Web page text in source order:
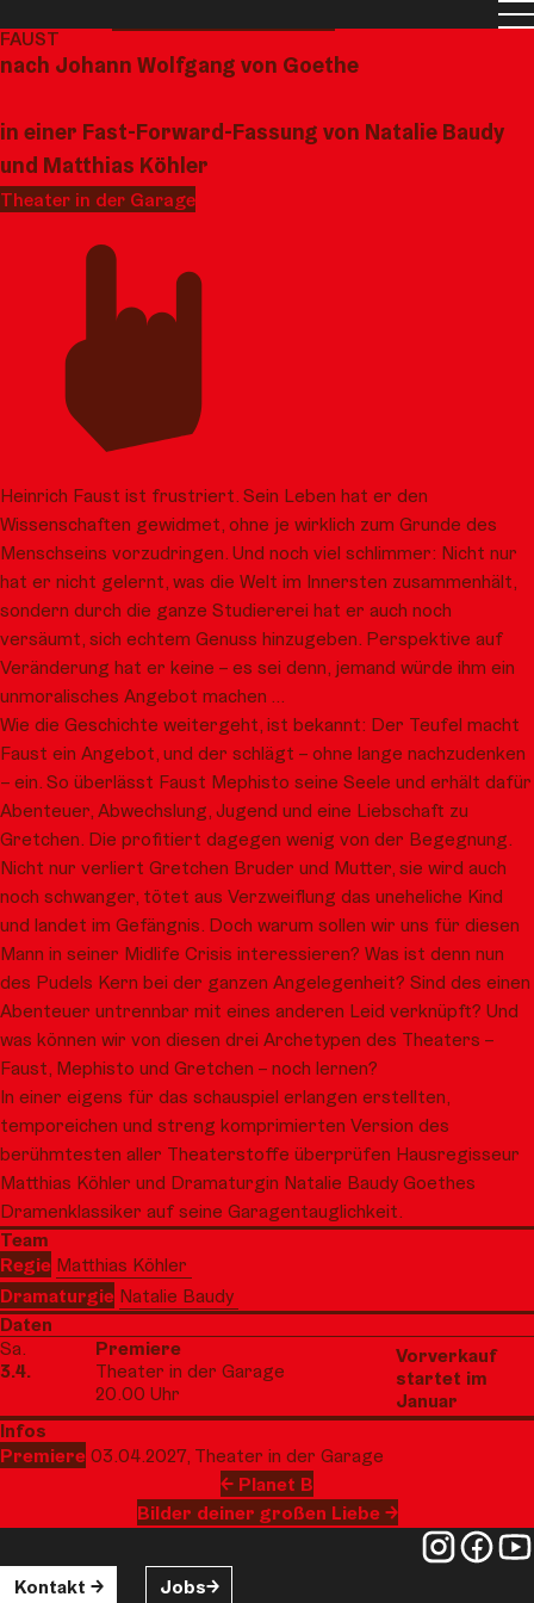
FAUST
nach Johann Wolfgang von Goethe
in einer Fast-Forward-Fassung von Natalie Baudy
und Matthias Köhler
Theater in der Garage
Heinrich Faust ist frustriert. Sein Leben hat er den
Wissenschaften gewidmet, ohne je wirklich zum Grunde des
Menschseins vorzudringen. Und noch viel schlimmer: Nicht nur
hat er nicht gelernt, was die Welt im Innersten zusammenhält,
sondern durch die ganze Studiererei hat er auch noch
versäumt, sich echtem Genuss hinzugeben. Perspektive auf
Veränderung hat er keine – es sei denn, jemand würde ihm ein
unmoralisches Angebot machen …
Wie die Geschichte weitergeht, ist bekannt: Der Teufel macht
Faust ein Angebot, und der schlägt – ohne lange nachzudenken
– ein. So überlässt Faust Mephisto seine Seele und erhält dafür
Abenteuer, Abwechslung, Jugend und eine Liebschaft zu
Gretchen. Die profitiert dagegen wenig von der Begegnung.
Nicht nur verliert Gretchen Bruder und Mutter, sie wird auch
noch schwanger, tötet aus Verzweiflung das uneheliche Kind
und landet im Gefängnis. Doch warum sollen wir uns für diesen
Mann in seiner Midlife Crisis interessieren? Was ist denn nun
des Pudels Kern bei der ganzen Angelegenheit? Sind des einen
Abenteuer untrennbar mit eines anderen Leid verknüpft? Und
was können wir von diesen drei Archetypen des Theaters –
Faust, Mephisto und Gretchen – noch lernen?
In einer eigens für das schauspiel erlangen erstellten,
temporeichen und streng komprimierten Version des
berühmtesten aller Theaterstoffe überprüfen Hausregisseur
Matthias Köhler und Dramaturgin Natalie Baudy Goethes
Dramenklassiker auf seine Garagentauglichkeit.
Team
Regie Matthias Köhler
Dramaturgie Natalie Baudy
Daten
Sa.
3.4.
Premiere
Theater in der Garage
20.00 Uhr
Vorverkauf
startet im
Januar
Infos
Premiere03.04.2027, Theater in der Garage
Planet B
Bilder deiner großen Liebe
Kontakt Jobs